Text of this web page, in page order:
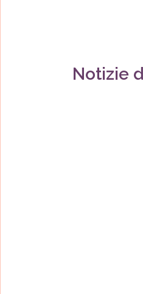
Notizie